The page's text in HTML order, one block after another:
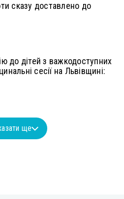
сказу доставлено до
до дітей з важкодоступних
сесії на Львівщині:
ще